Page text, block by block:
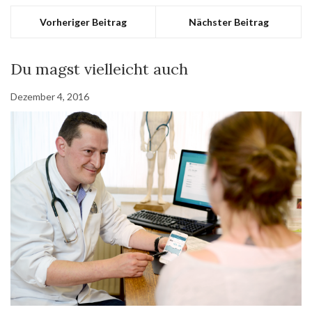
Vorheriger Beitrag Nächster Beitrag
Du magst vielleicht auch
Dezember 4, 2016